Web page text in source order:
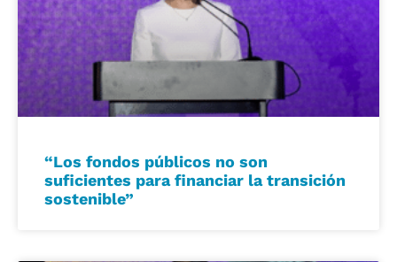
“Los fondos públicos no son
suficientes para financiar la transición
sostenible”